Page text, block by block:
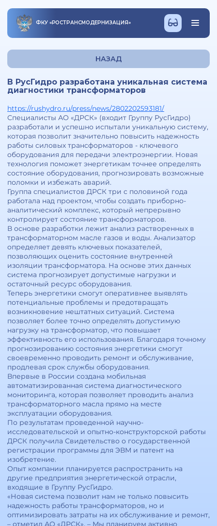
ФКУ «РОСТРАНСМОДЕРНИЗАЦИЯ»
НАЗАД
В РусГидро разработана уникальная система
диагностики трансформаторов
https://rushydro.ru/press/news/2802202593181/
Специалисты АО «ДРСК» (входит Группу РусГидро)
разработали и успешно испытали уникальную систему,
которая позволит значительно повысить надежность
работы силовых трансформаторов - ключевого
оборудования для передачи электроэнергии. Новая
технология поможет энергетикам точнее определять
состояние оборудования, прогнозировать возможные
поломки и избежать аварий.
Группа специалистов ДРСК три с половиной года
работала над проектом, чтобы создать приборно-
аналитический комплекс, который непрерывно
контролирует состояние трансформаторов.
В основе разработки лежит анализ растворенных в
трансформаторном масле газов и воды. Анализатор
определяет девять ключевых показателей,
позволяющих оценить состояние внутренней
изоляции трансформатора. На основе этих данных
система прогнозирует допустимые нагрузки и
остаточный ресурс оборудования.
Теперь энергетики смогут оперативнее выявлять
потенциальные проблемы и предотвращать
возникновение нештатных ситуаций. Система
позволяет более точно определять допустимую
нагрузку на трансформатор, что повышает
эффективность его использования. Благодаря точному
прогнозированию состояния энергетики смогут
своевременно проводить ремонт и обслуживание,
продлевая срок службы оборудования.
Впервые в России создана мобильная
автоматизированная система диагностического
мониторинга, которая позволяет проводить анализ
трансформаторного масла прямо на месте
эксплуатации оборудования.
По результатам проведенной научно-
исследовательской и опытно-конструкторской работы
ДРСК получила Свидетельство о государственной
регистрации программы для ЭВМ и патент на
изобретение.
Опыт компании планируется распространить на
другие предприятия энергетической отрасли,
входящие в Группу РусГидро.
«Новая система позволит нам не только повысить
надежность работы трансформаторов, но и
оптимизировать затраты на их обслуживание и ремонт,
– отметил АО «ДРСК». – Мы планируем активно